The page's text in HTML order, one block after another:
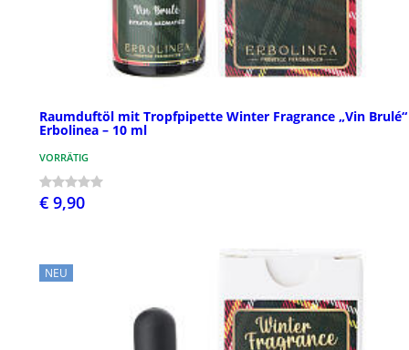
Raumduftöl mit Tropfpipette Winter Fragrance „Vin Brulé“
Erbolinea – 10 ml
VORRÄTIG
€ 9,90
NEU